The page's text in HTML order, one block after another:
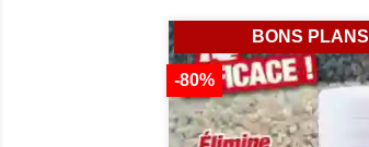
-80%
BONS PLANS